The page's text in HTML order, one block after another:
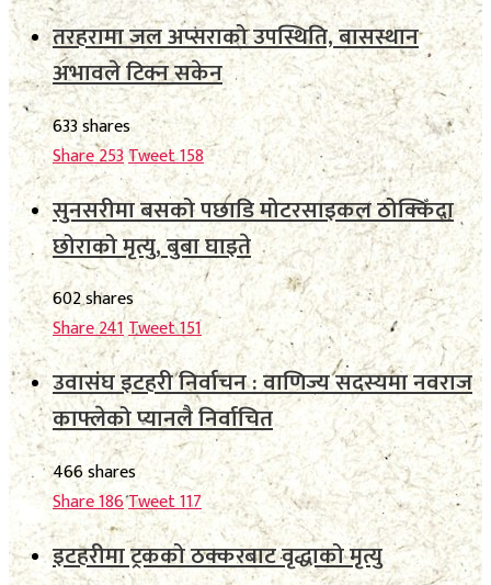
तरहरामा जल अप्सराको उपस्थिति, बासस्थान
अभावले टिक्न सकेन
633 shares
Share253Tweet158
सुनसरीमा बसको पछाडि मोटरसाइकल ठोक्किँदा
छोराको मृत्यु, बुबा घाइते
602 shares
Share241Tweet151
उवासंघ इटहरी निर्वाचन : वाणिज्य सदस्यमा नवराज
काफ्लेको प्यानलै निर्वाचित
466 shares
Share186Tweet117
इटहरीमा ट्रकको ठक्करबाट वृद्धाको मृत्यु